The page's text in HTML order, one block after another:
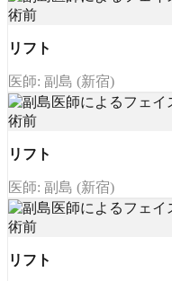
リフト
医師: 副島 (新宿)
リフト
医師: 副島 (新宿)
リフト